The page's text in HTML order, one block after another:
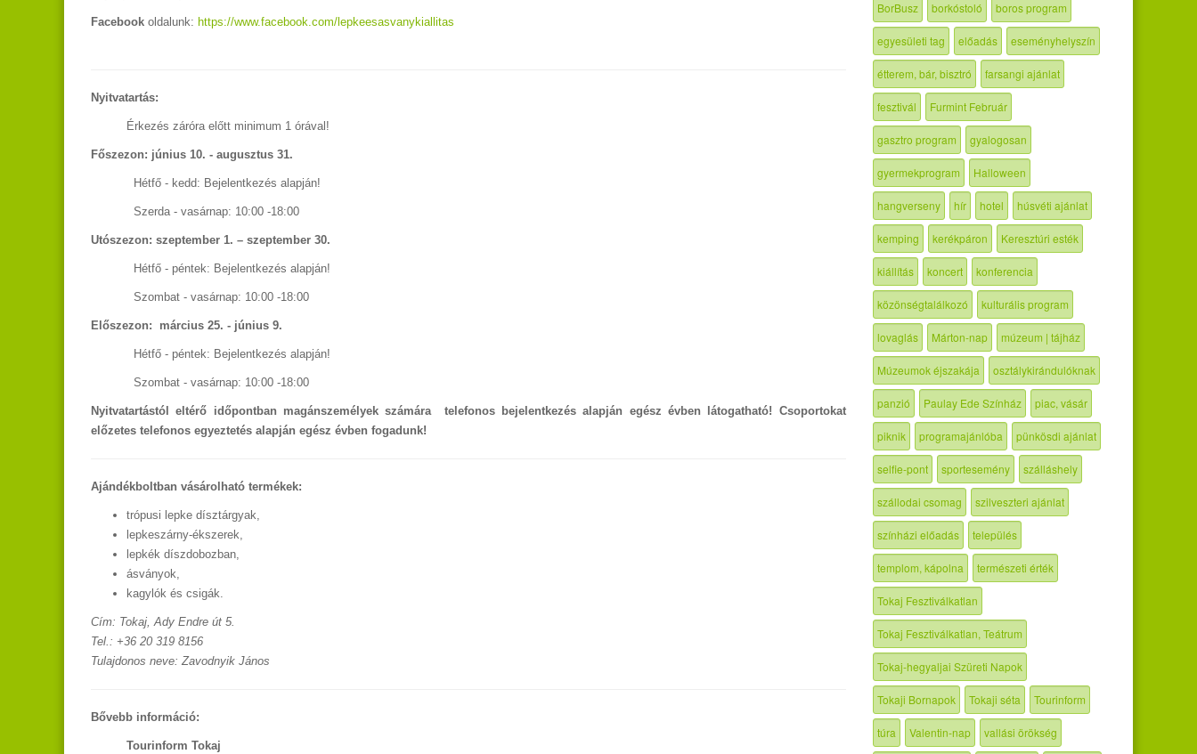
Facebook oldalunk: https://www.facebook.com/lepkeesasvanykiallitas
Nyitvatartás:
Érkezés záróra előtt minimum 1 órával!
Főszezon: június 10. - augusztus 31.
Hétfő - kedd: Bejelentkezés alapján!
Szerda - vasárnap: 10:00 -18:00
Utószezon: szeptember 1. – szeptember 30.
Hétfő - péntek: Bejelentkezés alapján!
Szombat - vasárnap: 10:00 -18:00
Előszezon: március 25. - június 9.
Hétfő - péntek: Bejelentkezés alapján!
Szombat - vasárnap: 10:00 -18:00
Nyitvatartástól eltérő időpontban magánszemélyek számára
telefonos bejelentkezés alapján egész évben látogatható! Csoportokat
előzetes telefonos egyeztetés alapján egész évben fogadunk!
Ajándékboltban vásárolható termékek:
trópusi lepke dísztárgyak,
lepkeszárny-ékszerek,
lepkék díszdobozban,
ásványok,
kagylók és csigák.
Cím: Tokaj, Ady Endre út 5.
Tel.: +36 20 319 8156
Tulajdonos neve: Zavodnyik János
Bővebb információ:
Tourinform Tokaj
BorBusz borkóstoló boros program
egyesületi tag előadás eseményhelyszín
étterem, bár, bisztró farsangi ajánlat
fesztivál Furmint Február
gasztro program gyalogosan
gyermekprogram Halloween
hangverseny hír hotel húsvéti ajánlat
kemping kerékpáron Keresztúri esték
kiállítás koncert konferencia
közönségtalálkozó kulturális program
lovaglás Márton-nap múzeum | tájház
Múzeumok éjszakája osztálykirándulóknak
panzió Paulay Ede Színház piac, vásár
piknik programajánlóba pünkösdi ajánlat
selfie-pont sportesemény szálláshely
szállodai csomag szilveszteri ajánlat
színházi előadás település
templom, kápolna természeti érték
Tokaj Fesztiválkatlan
Tokaj Fesztiválkatlan, Teátrum
Tokaj-hegyaljai Szüreti Napok
Tokaji Bornapok Tokaji séta Tourinform
túra Valentin-nap vallási örökség